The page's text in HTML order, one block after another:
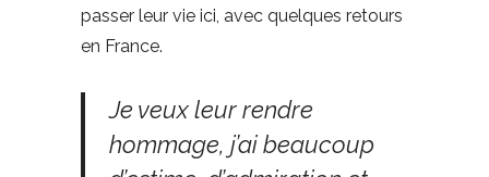
passer leur vie ici, avec quelques retours
en France.
Je veux leur rendre
hommage, j’ai beaucoup